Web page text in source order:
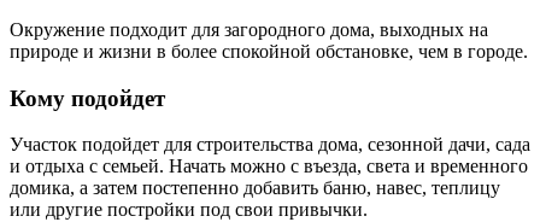
Окружение подходит для загородного дома, выходных на
природе и жизни в более спокойной обстановке, чем в городе.
Кому подойдет
Участок подойдет для строительства дома, сезонной дачи, сада
и отдыха с семьей. Начать можно с въезда, света и временного
домика, а затем постепенно добавить баню, навес, теплицу
или другие постройки под свои привычки.